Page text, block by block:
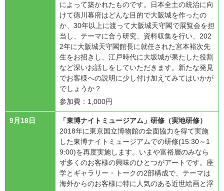
によって築かれたものです。日本全土の統治に向
けて徳川幕府はどんな目的で大阪城を作ったの
か、30年以上に渡って大阪城天守閣で展覧会を担
当し、テーマに合う研究、資料収集を行い、202
2年に大阪城天守閣館長に就任された宮本裕次先
生をお招きし、江戸時代に大坂城が果たした役割
など深いお話しをしていただきます。新たな発見
でお客様への説明に少し付け加えてみてはいかが
でしょうか？
参加費：1,000円
9月18日
「東博ナイトミュージアム」研修（実地研修）
2018年に東京国立博物館の全面協力を得て実施
した東博ナイトミュージアムでの研修(15:30～1
9:00)を再度実施します。いまや富裕層のみなら
ず多くのお客様の興味のひとつがアートです。座
学とギャラリー・トークの2部構成で、テーマは
海外からのお客様に特に人気のある近世絵画と浮